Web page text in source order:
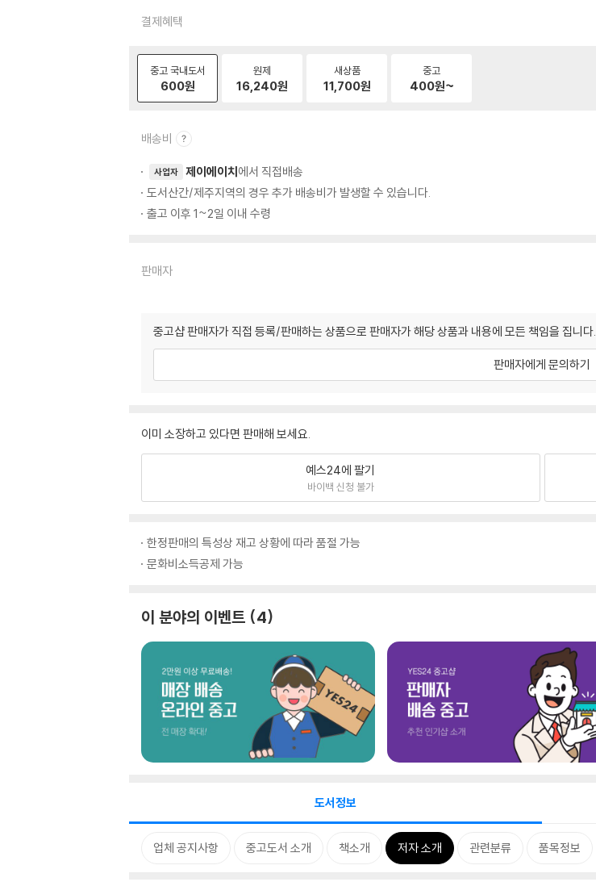
결제혜택
중고 국내도서
600원
원제
16,240원
새상품
11,700원
중고
400원~
배송비
사업자 제이에이치에서 직접배송
도서산간/제주지역의 경우 추가 배송비가 발생할 수 있습니다.
출고 이후 1~2일 이내 수령
판매자
중고샵 판매자가 직접 등록/판매하는 상품으로 판매자가 해당 상품과 내용에 모든 책임을 집니다.
판매자에게 문의하기
이미 소장하고 있다면 판매해 보세요.
예스24에 팔기
바이백 신청 불가
한정판매의 특성상 재고 상황에 따라 품절 가능
문화비소득공제 가능
이 분야의 이벤트 4
도서정보
업체 공지사항 중고도서 소개 책소개 저자 소개 관련분류 품목정보